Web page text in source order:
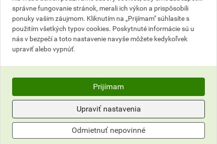
Skrutkovač plochý Festa S
správne fungovanie stránok, merali ich výkon a prispôsobili
ponuky vašim záujmom. Kliknutím na „Prijímam" súhlasíte s
použitím všetkých typov cookies. Poskytnuté informácie sú u
nás v bezpečí a toto nastavenie navyše môžete kedykoľvek
upraviť alebo vypnúť.
Prijímam
Upraviť nastavenia
Odmietnuť nepovinné